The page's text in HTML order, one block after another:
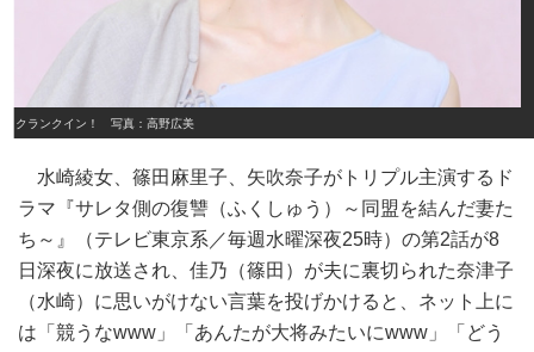
クランクイン！ 写真：高野広美
水崎綾女、篠田麻里子、矢吹奈子がトリプル主演するド
ラマ『サレタ側の復讐（ふくしゅう）～同盟を結んだ妻た
ち～』（テレビ東京系／毎週水曜深夜25時）の第2話が8
日深夜に放送され、佳乃（篠田）が夫に裏切られた奈津子
（水崎）に思いがけない言葉を投げかけると、ネット上に
は「競うなwww」「あんたが大将みたいにwww」「どう